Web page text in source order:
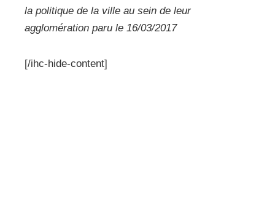
la politique de la ville au sein de leur
agglomération paru le 16/03/2017
[/ihc-hide-content]